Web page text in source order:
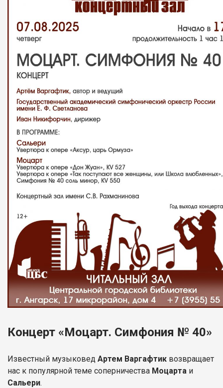
Концерт «Моцарт. Симфония № 40»
Известный музыковед Артем Варгафтик возвращает
нас к популярной теме соперничества Моцарта и
Сальери.